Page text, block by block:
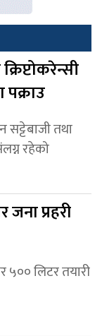
पक्राउ
तथा
रहेको
प्रहरी
५०० लिटर तयारी